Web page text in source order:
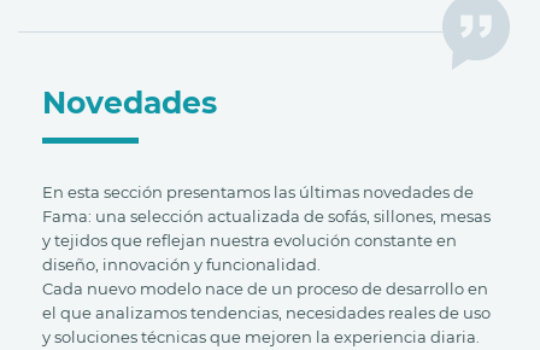
Novedades
En esta sección presentamos las últimas novedades de
Fama: una selección actualizada de sofás, sillones, mesas
y tejidos que reflejan nuestra evolución constante en
diseño, innovación y funcionalidad.
Cada nuevo modelo nace de un proceso de desarrollo en
el que analizamos tendencias, necesidades reales de uso
y soluciones técnicas que mejoren la experiencia diaria.